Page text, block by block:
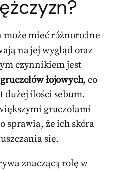
może mieć różnorodne
na jej wygląd oraz
czynnikiem jest
łojowych, co
dużej ilości sebum.
gruczołami
sprawia, że ich skóra
się.
znaczącą rolę w